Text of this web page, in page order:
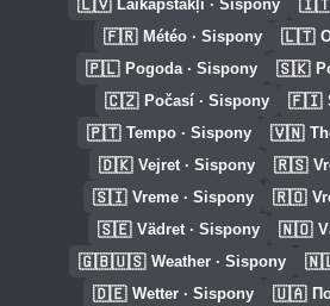
🇱🇻 Laikapstākļi · Sispony
🇫🇷 Météo · Sispony 🇱🇹
🇵🇱 Pogoda · Sispony 🇸🇰
🇨🇿 Počasí · Sispony 🇫🇮
🇵🇹 Tempo · Sispony 🇻🇳
🇩🇰 Vejret · Sispony 🇷🇸
🇸🇮 Vreme · Sispony 🇷🇴
🇸🇪 Vädret · Sispony 🇳🇴
🇬🇧🇺🇸 Weather · Sispony
🇩🇪 Wetter · Sispony 🇺🇦